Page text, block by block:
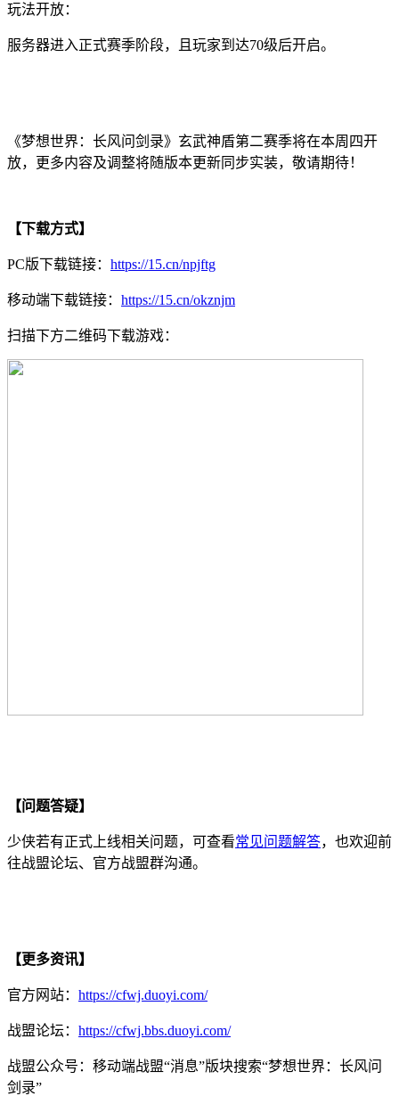
玩法开放：
服务器进入正式赛季阶段，且玩家到达70级后开启。
《梦想世界：长风问剑录》玄武神盾第二赛季将在本周四开
放，更多内容及调整将随版本更新同步实装，敬请期待！
【下载方式】
PC版下载链接： https://15.cn/npjftg
移动端下载链接： https://15.cn/okznjm
扫描下方二维码下载游戏：
【问题答疑】
少侠若有正式上线相关问题，可查看常见问题解答，也欢迎前
往战盟论坛、官方战盟群沟通。
【更多资讯】
官方网站： https://cfwj.duoyi.com/
战盟论坛： https://cfwj.bbs.duoyi.com/
战盟公众号：移动端战盟“消息”版块搜索“梦想世界：长风问
剑录”